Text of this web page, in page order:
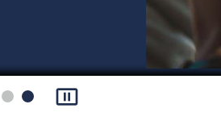
pause_presentation